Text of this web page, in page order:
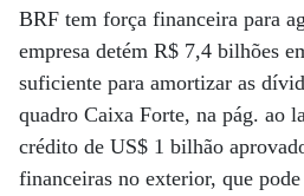
BRF tem força financeira para
empresa detém R$ 7,4 bilhões
suficiente para amortizar as
quadro Caixa Forte, na pág. ao
crédito de US$ 1 bilhão
financeiras no exterior, que